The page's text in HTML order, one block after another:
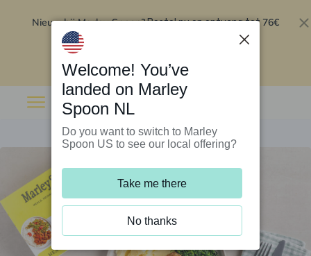
Nieuw bij Marley Spoon?Bestel nu en ontvang tot 76€
Welcome! You’ve
landed on Marley
Spoon NL
Do you want to switch to Marley
Spoon US to see our local offering?
Take me there
No thanks